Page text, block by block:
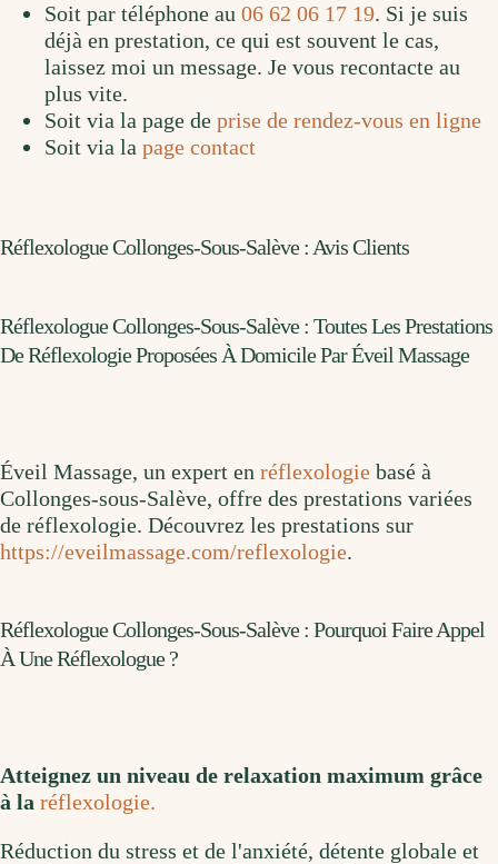
Soit par téléphone au 06 62 06 17 19. Si je suis
déjà en prestation, ce qui est souvent le cas,
laissez moi un message. Je vous recontacte au
plus vite.
Soit via la page de prise de rendez-vous en ligne
Soit via la page contact
Réflexologue Collonges-Sous-Salève : Avis Clients
Réflexologue Collonges-Sous-Salève : Toutes Les Prestations
De Réflexologie Proposées À Domicile Par Éveil Massage
Éveil Massage, un expert en réflexologie basé à
Collonges-sous-Salève, offre des prestations variées
de réflexologie. Découvrez les prestations sur
https://eveilmassage.com/reflexologie.
Réflexologue Collonges-Sous-Salève : Pourquoi Faire Appel
À Une Réflexologue ?
Atteignez un niveau de relaxation maximum grâce
à la réflexologie.
Réduction du stress et de l'anxiété, détente globale et